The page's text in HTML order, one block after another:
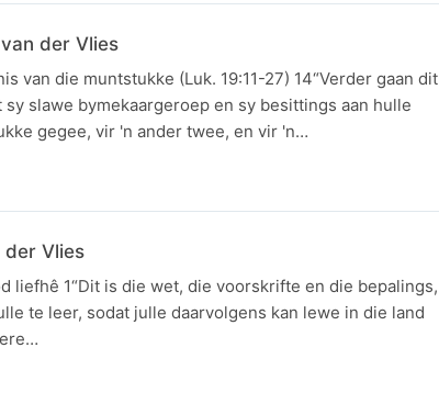
der Vlies
van die muntstukke (Luk. 19:11-27) 14“Verder gaan dit
slawe bymekaargeroep en sy besittings aan hulle
gegee, vir 'n ander twee, en vir 'n…
der Vlies
liefhê 1“Dit is die wet, die voorskrifte en die bepalings,
te leer, sodat julle daarvolgens kan lewe in die land